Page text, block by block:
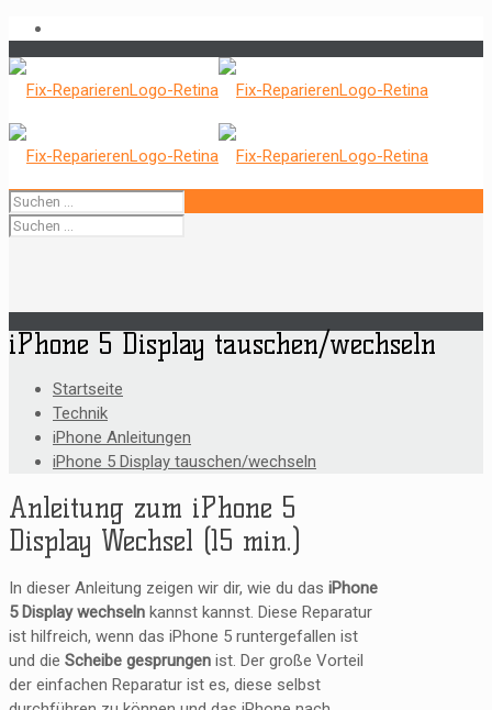
iPhone 5 Display tauschen/wechseln
Startseite
Technik
iPhone Anleitungen
iPhone 5 Display tauschen/wechseln
Anleitung zum iPhone 5
Display Wechsel (15 min.)
In dieser Anleitung zeigen wir dir, wie du das iPhone
5 Display wechseln kannst kannst. Diese Reparatur
ist hilfreich, wenn das iPhone 5 runtergefallen ist
und die Scheibe gesprungen ist. Der große Vorteil
der einfachen Reparatur ist es, diese selbst